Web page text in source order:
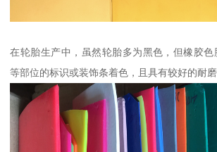
在轮胎生产中，虽然轮胎多为黑色，但橡胶
等部位的标识或装饰条着色，且具有较好的耐磨